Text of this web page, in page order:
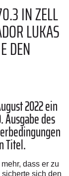
IN ZELL
LUKAS
DEN
2022 ein
des
Titel.
dass er zu
sich den